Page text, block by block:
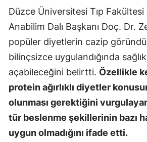
Düzce Üniversitesi Tıp
Anabilim Dalı Başkanı Doç. Dr.
popüler diyetlerin cazip
bilinçsizce uygulandığında
açabileceğini belirtti. Özellikle
protein ağırlıklı diyetler
olunması gerektiğini
tür beslenme şekillerinin bazı
uygun olmadığını ifade etti.